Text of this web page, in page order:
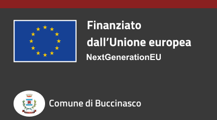
Comune di Buccinasco